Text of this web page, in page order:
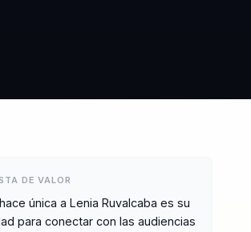
DE VALOR
única a Lenia Ruvalcaba es su
para conectar con las audiencias